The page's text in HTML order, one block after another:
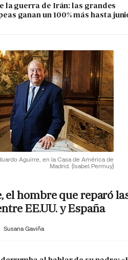
la guerra de Irán: las grandes
ganan un 100% más hasta
Aguirre, en la Casa de América de
Madrid. (Isabel Permuy)
el hombre que reparó
EE.UU. y España
Susana Gaviña